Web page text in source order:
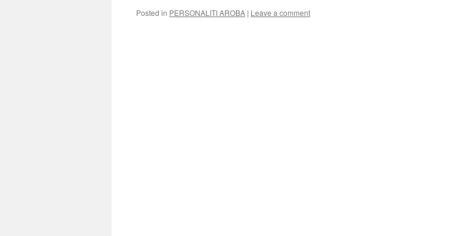
Posted in PERSONALITI AROBA | Leave a comment